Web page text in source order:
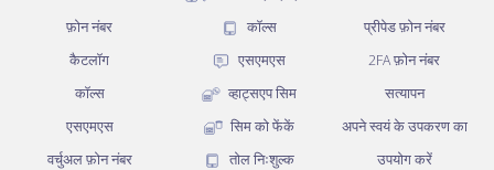
फ़ोन नंबर
कैटलॉग
कॉल्स
एसएमएस
वर्चुअल फ़ोन नंबर
कॉल्स
एसएमएस
व्हाट्सएप सिम
सिम को फेंकें
तोल निःशुल्क
प्रीपेड फ़ोन नंबर
2FA फ़ोन नंबर
सत्यापन
अपने स्वयं के उपकरण का
उपयोग करें